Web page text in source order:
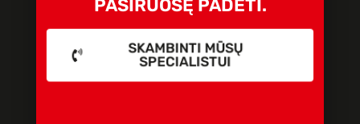
PASIRUOŠĘ PADĖTI.
SKAMBINTI MŪSŲ
SPECIALISTUI